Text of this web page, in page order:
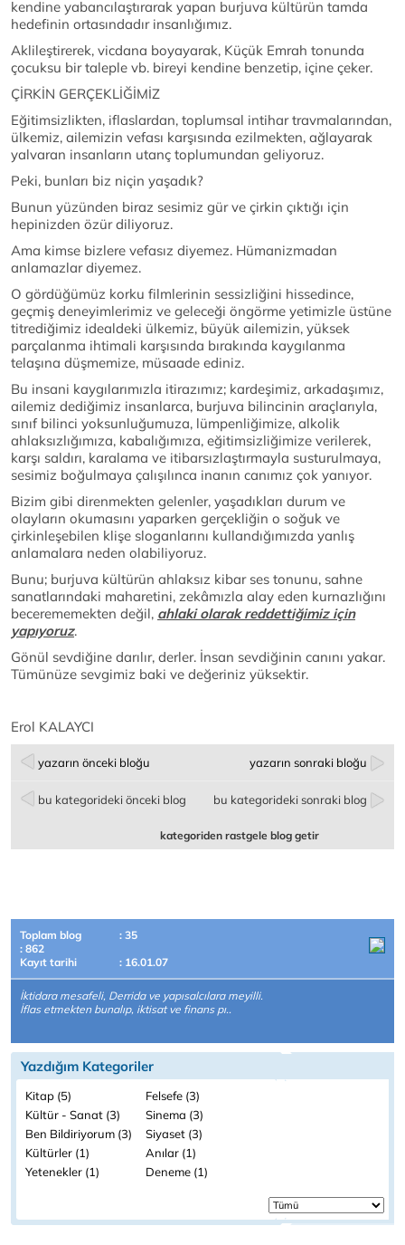
kendine yabancılaştırarak yapan burjuva kültürün tamda
hedefinin ortasındadır insanlığımız.
Aklileştirerek, vicdana boyayarak, Küçük Emrah tonunda
çocuksu bir taleple vb. bireyi kendine benzetip, içine çeker.
ÇİRKİN GERÇEKLİĞİMİZ
Eğitimsizlikten, iflaslardan, toplumsal intihar travmalarından,
ülkemiz, ailemizin vefası karşısında ezilmekten, ağlayarak
yalvaran insanların utanç toplumundan geliyoruz.
Peki, bunları biz niçin yaşadık?
Bunun yüzünden biraz sesimiz gür ve çirkin çıktığı için
hepinizden özür diliyoruz.
Ama kimse bizlere vefasız diyemez. Hümanizmadan
anlamazlar diyemez.
O gördüğümüz korku filmlerinin sessizliğini hissedince,
geçmiş deneyimlerimiz ve geleceği öngörme yetimizle üstüne
titrediğimiz idealdeki ülkemiz, büyük ailemizin, yüksek
parçalanma ihtimali karşısında bırakında kaygılanma
telaşına düşmemize, müsaade ediniz.
Bu insani kaygılarımızla itirazımız; kardeşimiz, arkadaşımız,
ailemiz dediğimiz insanlarca, burjuva bilincinin araçlarıyla,
sınıf bilinci yoksunluğumuza, lümpenliğimize, alkolik
ahlaksızlığımıza, kabalığımıza, eğitimsizliğimize verilerek,
karşı saldırı, karalama ve itibarsızlaştırmayla susturulmaya,
sesimiz boğulmaya çalışılınca inanın canımız çok yanıyor.
Bizim gibi direnmekten gelenler, yaşadıkları durum ve
olayların okumasını yaparken gerçekliğin o soğuk ve
çirkinleşebilen klişe sloganlarını kullandığımızda yanlış
anlamalara neden olabiliyoruz.
Bunu; burjuva kültürün ahlaksız kibar ses tonunu, sahne
sanatlarındaki maharetini, zekâmızla alay eden kurnazlığını
becerememekten değil, ahlaki olarak reddettiğimiz için
yapıyoruz.
Gönül sevdiğine darılır, derler. İnsan sevdiğinin canını yakar.
Tümünüze sevgimiz baki ve değeriniz yüksektir.
Erol KALAYCI
yazarın önceki bloğu yazarın sonraki bloğu
bu kategorideki önceki blog bu kategorideki sonraki blog
kategoriden rastgele blog getir
Toplam blog
: 35
: 862
Kayıt tarihi
: 16.01.07
İktidara mesafeli, Derrida ve yapısalcılara meyilli.
İflas etmekten bunalıp, iktisat ve finans pı..
Yazdığım Kategoriler
Kitap (5)
Felsefe (3)
Kültür - Sanat (3)
Sinema (3)
Ben Bildiriyorum (3)
Siyaset (3)
Kültürler (1)
Anılar (1)
Yetenekler (1)
Deneme (1)